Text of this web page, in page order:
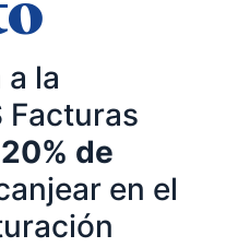
fiscalidad |
| emprendedores
| ADE | pymes |
la
Facturas
de
en el